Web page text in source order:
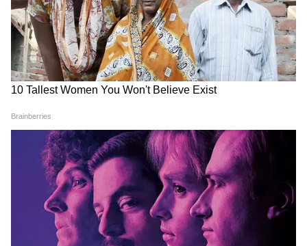
6
Image Credit :
फेस मिस्ट से पाएं इंस्टेंट फ्रेशनेस
गर्मी में चेहरा जल्दी थका और बेजान नजर आने लगता है।
ऐसे में एक छोटा फेस मिस्ट आपके काफी काम आ सकता
है। जब भी आपको थकान महसूस हो, चेहरे पर हल्का स्प्रे
करें। इससे त्वचा को ताजगी मिलती है और चेहरा तुरंत